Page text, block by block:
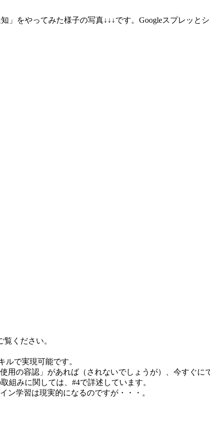
をやってみた様子の写真↓↓↓です。Googleスプレッと
ください。
で実現可能です。
の容認」があれば（されないでしょうが）、今すぐに
組みに関しては、#4で詳述しています。
ン学習は現実的になるのですが・・・。